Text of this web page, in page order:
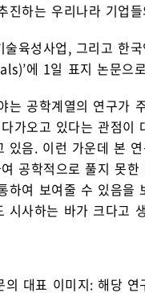
진하는 우리나라 기업
육성사업, 그리고 한
에 1일 표지 논문으
는 공학계열의 연구가
가오고 있다는 관점이
있음. 이런 가운데 본
공학적으로 풀지 못
하여 보여줄 수 있음을
시사하는 바가 크다고